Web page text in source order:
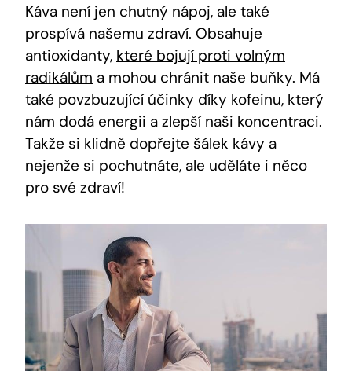
Káva není jen chutný nápoj, ale také
prospívá našemu zdraví. Obsahuje
antioxidanty, které bojují proti volným
radikálům a mohou chránit naše buňky. Má
také povzbuzující účinky díky kofeinu, který
nám dodá energii a zlepší naši koncentraci.
Takže si klidně dopřejte šálek kávy a
nejenže si pochutnáte, ale uděláte i něco
pro své zdraví!